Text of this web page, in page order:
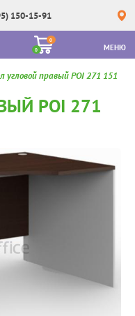
150-15-91
0
0
МЕНЮ
угловой правый POI 271 151
POI 271